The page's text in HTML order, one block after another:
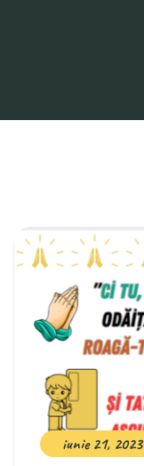
iunie 21, 2023